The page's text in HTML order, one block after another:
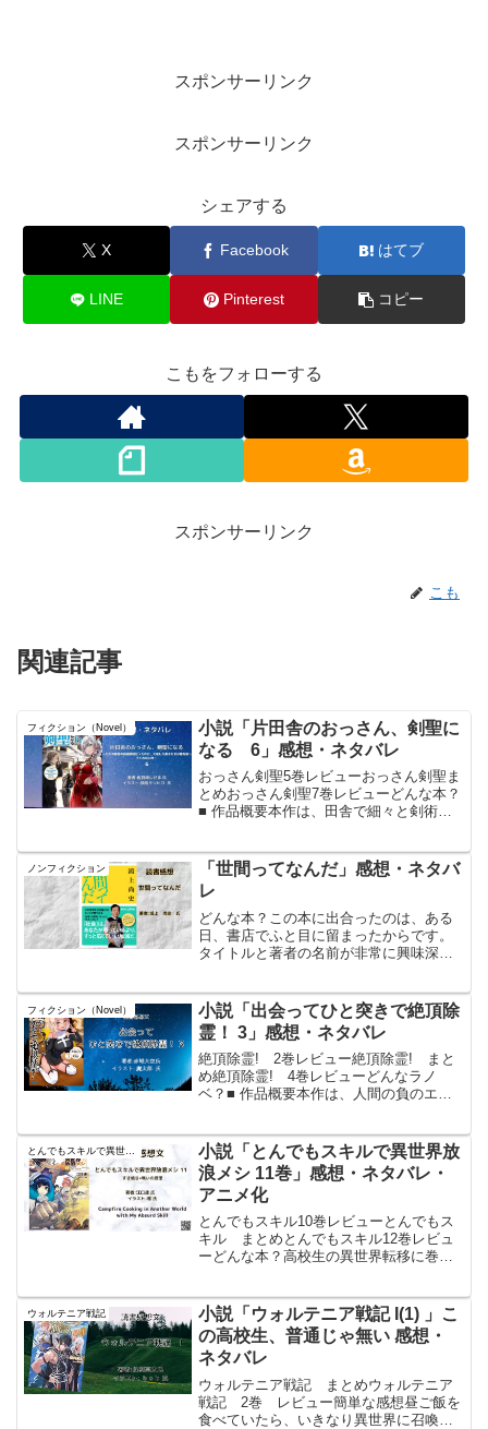
スポンサーリンク
スポンサーリンク
シェアする
X Facebook はてブ
LINE Pinterest コピー
こもをフォローする
スポンサーリンク
こも
関連記事
フィクション（Novel）
小説「片田舎のおっさん、剣聖に
なる 6」感想・ネタバレ
おっさん剣聖5巻レビューおっさん剣聖ま
とめおっさん剣聖7巻レビューどんな本？
■ 作品概要本作は、田舎で細々と剣術道
われ、都で活躍していく姿を描く「おっ
さん成り上がりファ...
ノンフィクション
「世間ってなんだ」感想・ネタバ
レ
どんな本？この本に出合ったのは、ある
日、書店でふと目に留まったからです。
タイトルと著者の名前が非常に興味深く
ての疑問や葛藤を感じていたので、この
本がその疑問を解消してく...
フィクション（Novel）
小説「出会ってひと突きで絶頂除
霊！ 3」感想・ネタバレ
絶頂除霊! 2巻レビュー絶頂除霊! まと
め絶頂除霊! 4巻レビューどんなラノ
ベ？■ 作品概要本作は、人間の負のエネ
屋晴久たちが挑む退魔活劇の第3巻であ
る。 本巻では、男...
小説「とんでもスキルで異世界放
浪メシ 11巻」感想・ネタバレ・
アニメ化
とんでもスキル10巻レビューとんでもス
キル まとめとんでもスキル12巻レビュ
ーどんな本？高校生の異世界転移に巻き
うに別の国へ行く。その道中に、ムコー
ダの料理に魅入られた...
ウォルテニア戦記
小説「ウォルテニア戦記 I(1) 」こ
の高校生、普通じゃ無い 感想・
ネタバレ
ウォルテニア戦記 まとめウォルテニア
戦記 2巻 レビュー簡単な感想昼ご飯を
食べていたら、いきなり異世界に召喚さ